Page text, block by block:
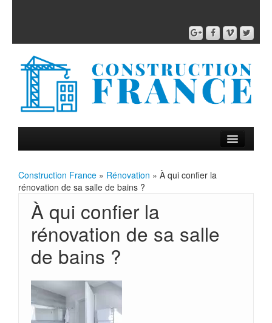
Construction France » Rénovation » À qui confier la
rénovation de sa salle de bains ?
À qui confier la
rénovation de sa salle
de bains ?